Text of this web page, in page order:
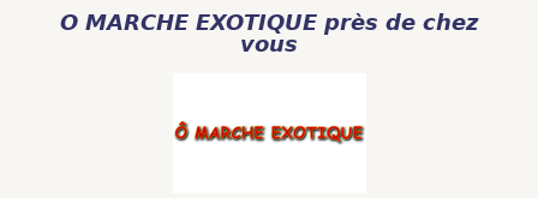
O MARCHE EXOTIQUE près de chez
vous